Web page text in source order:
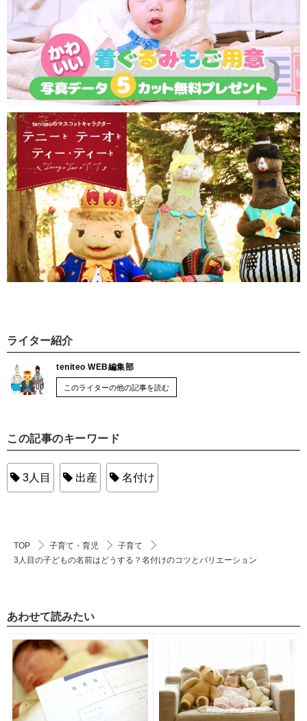
ライター紹介
teniteo WEB編集部
このライターの他の記事を読む
この記事のキーワード
3人目 出産 名付け
TOP 子育て・育児
子育て
3人目の子どもの名前はどうする？名付けのコツとバリエーション
あわせて読みたい